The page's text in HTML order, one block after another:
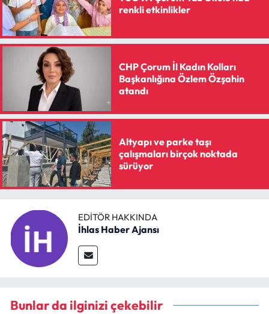
renkli etkinlikler
CHP Çorum İl Kadın Kolları
Başkanlığına Özlem Özşahin
atandı
Altyapı ve parke taşı
çalışmaları birçok noktada
sürüyor
EDITÖR HAKKINDA
İhlas Haber Ajansı
Bunlar da ilginizi çekebilir